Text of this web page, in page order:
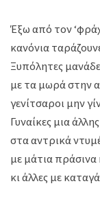
Έξω από τον
κανόνια
Ξυπόλητες
με τα μωρά στην
γενίτσαροι μην
Γυναίκες μια
στα αντρικά
με μάτια πράσινα
κι άλλες με